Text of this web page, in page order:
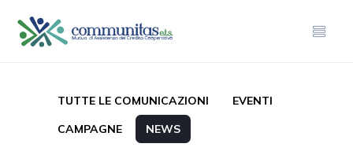
TUTTE LE COMUNICAZIONI EVENTI
CAMPAGNE NEWS